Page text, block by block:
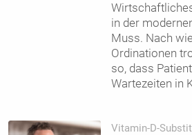
in der
Muss. Nach
Ordinationen
so, dass
Wartezeiten in
Vitamin-D-